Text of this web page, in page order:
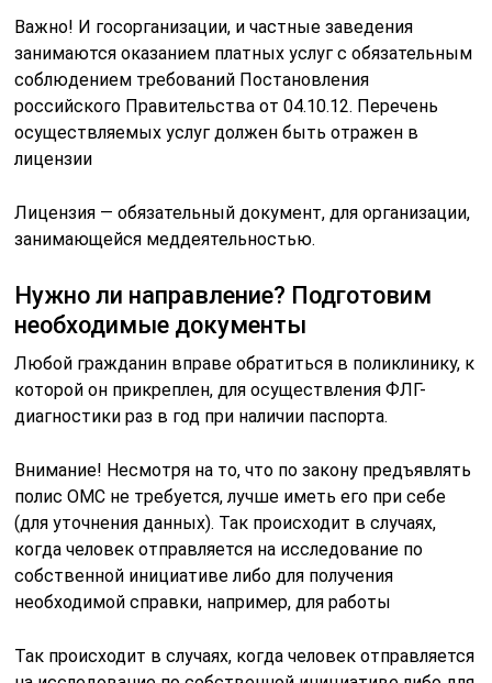
Важно! И госорганизации, и частные заведения
занимаются оказанием платных услуг с обязательным
соблюдением требований Постановления
российского Правительства от 04.10.12. Перечень
осуществляемых услуг должен быть отражен в
лицензии
Лицензия — обязательный документ, для организации,
занимающейся меддеятельностью.
Нужно ли направление? Подготовим
необходимые документы
Любой гражданин вправе обратиться в поликлинику, к
которой он прикреплен, для осуществления ФЛГ-
диагностики раз в год при наличии паспорта.
Внимание! Несмотря на то, что по закону предъявлять
полис ОМС не требуется, лучше иметь его при себе
(для уточнения данных). Так происходит в случаях,
когда человек отправляется на исследование по
собственной инициативе либо для получения
необходимой справки, например, для работы
Так происходит в случаях, когда человек отправляется